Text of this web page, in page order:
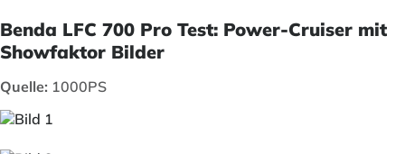
Benda LFC 700 Pro Test: Power-Cruiser mit
Showfaktor Bilder
Quelle: 1000PS